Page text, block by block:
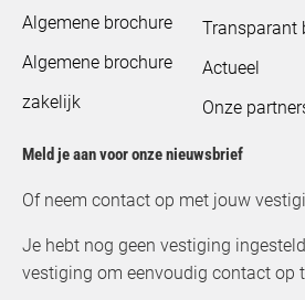
Algemene brochure
Algemene brochure
zakelijk
Transparant
Actueel
Onze
Meld je aan voor onze nieuwsbrief
Of neem contact op met jouw
Je hebt nog geen vestiging
vestiging om eenvoudig contact op